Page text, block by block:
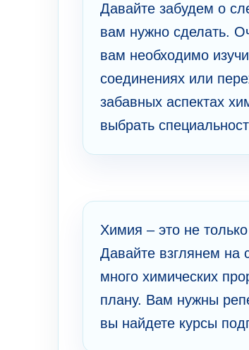
Давайте забудем о
вам нужно сделать.
вам необходимо
соединениях или
забавных аспектах
выбрать
Химия – это не
Давайте взглянем
много химических
плану. Вам нужны
вы найдете курсы